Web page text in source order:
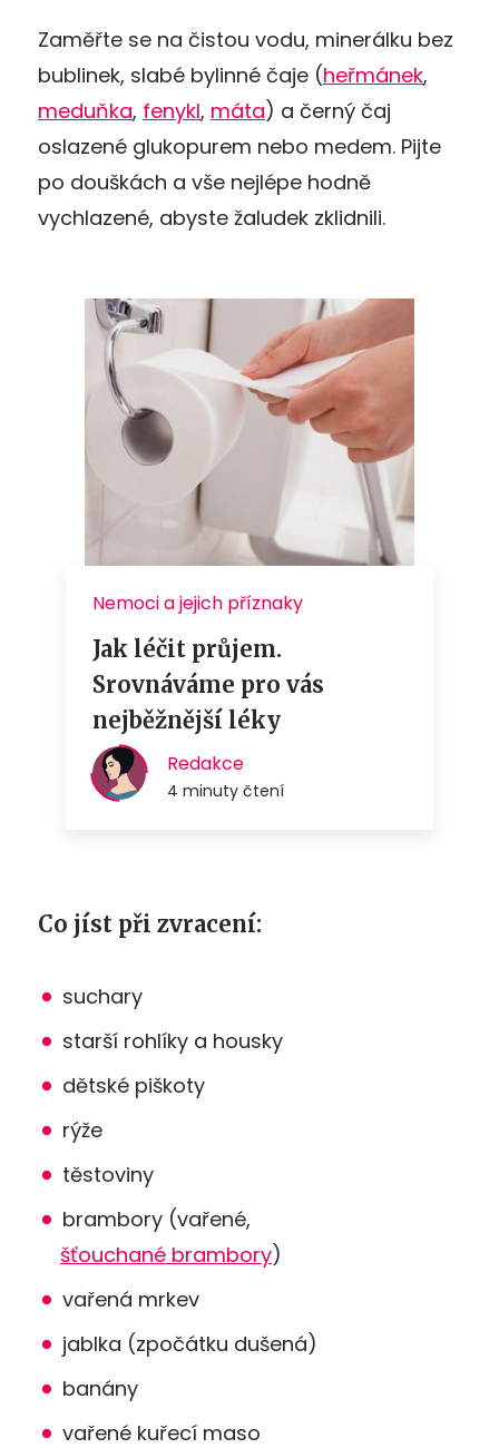
Zaměřte se na čistou vodu, minerálku bez
bublinek, slabé bylinné čaje (heřmánek,
meduňka, fenykl, máta) a černý čaj
oslazené glukopurem nebo medem. Pijte
po douškách a vše nejlépe hodně
vychlazené, abyste žaludek zklidnili.
Co jíst při zvracení:
suchary
starší rohlíky a housky
dětské piškoty
rýže
těstoviny
brambory (vařené,
šťouchané brambory)
vařená mrkev
jablka (zpočátku dušená)
banány
vařené kuřecí maso